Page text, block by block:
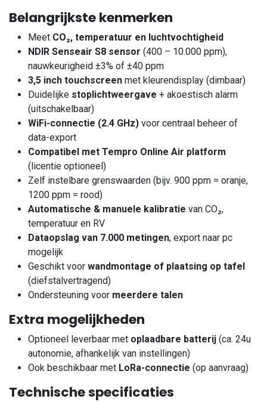
Belangrijkste kenmerken
Meet CO₂, temperatuur en luchtvochtigheid
NDIR Senseair S8 sensor (400 – 10.000 ppm),
nauwkeurigheid ±3% of ±40 ppm
3,5 inch touchscreen met kleurendisplay (dimbaar)
Duidelijke stoplichtweergave + akoestisch alarm
(uitschakelbaar)
WiFi-connectie (2.4 GHz) voor centraal beheer of
data-export
Compatibel met Tempro Online Air platform
(licentie optioneel)
Zelf instelbare grenswaarden (bijv. 900 ppm = oranje,
1200 ppm = rood)
Automatische & manuele kalibratie van CO₂,
temperatuur en RV
Dataopslag van 7.000 metingen, export naar pc
mogelijk
Geschikt voor wandmontage of plaatsing op tafel
(diefstalvertragend)
Ondersteuning voor meerdere talen
Extra mogelijkheden
Optioneel leverbaar met oplaadbare batterij (ca. 24u
autonomie, afhankelijk van instellingen)
Ook beschikbaar met LoRa-connectie (op aanvraag)
Technische specificaties